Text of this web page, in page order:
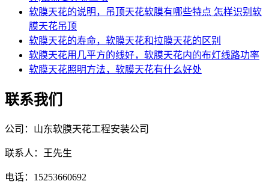
软膜天花的说明，吊顶天花软膜有哪些特点 怎样识别软
膜天花吊顶
软膜天花的寿命，软膜天花和拉膜天花的区别
软膜天花用几平方的线好，软膜天花内的布灯线路功率
软膜天花照明方法，软膜天花有什么好处
联系我们
公司：山东软膜天花工程安装公司
联系人：王先生
电话：15253660692